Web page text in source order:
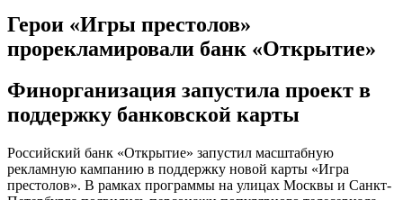
Герои «Игры престолов»
прорекламировали банк «Открытие»
Финорганизация запустила проект в
поддержку банковской карты
Российский банк «Открытие» запустил масштабную
рекламную кампанию в поддержку новой карты «Игра
престолов». В рамках программы на улицах Москвы и Санкт-